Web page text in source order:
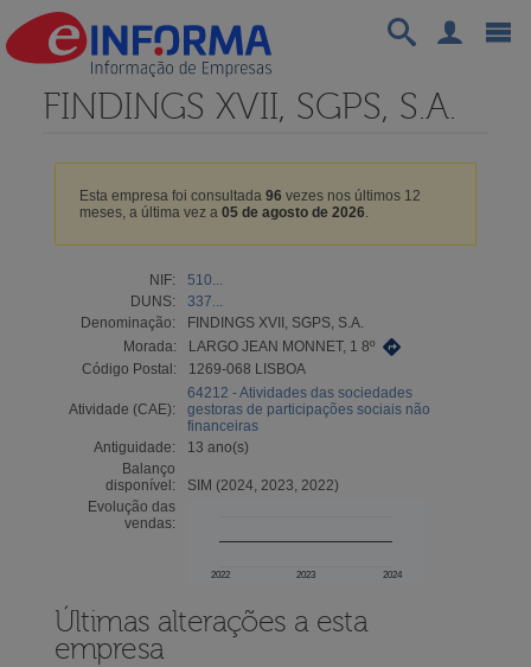
FINDINGS XVII, SGPS, S.A.
Esta empresa foi consultada 96 vezes nos últimos 12
meses, a última vez a 05 de agosto de 2026.
NIF:
510...
DUNS:
337...
Denominação:
FINDINGS XVII, SGPS, S.A.
Morada:
LARGO JEAN MONNET, 1 8º
Código Postal:
1269-068 LISBOA
Atividade (CAE):
64212 - Atividades das sociedades
gestoras de participações sociais não
financeiras
Antiguidade:
13 ano(s)
Balanço
disponível:
SIM (2024, 2023, 2022)
Evolução das
vendas:
2022 2023 2024
Últimas alterações a esta
empresa